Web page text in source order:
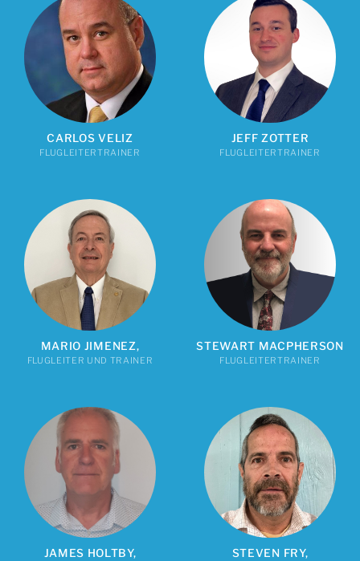
CARLOS VELIZ
FLUGLEITERTRAINER
JEFF ZOTTER
FLUGLEITERTRAINER
MARIO JIMENEZ,
FLUGLEITER UND TRAINER
STEWART MACPHERSON
FLUGLEITERTRAINER
JAMES HOLTBY, STEVEN FRY,